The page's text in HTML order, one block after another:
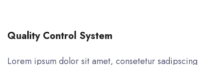
Quality Control System
Lorem ipsum dolor sit amet, consetetur sadipscing